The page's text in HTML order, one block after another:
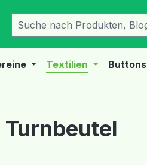
Textilien Buttons